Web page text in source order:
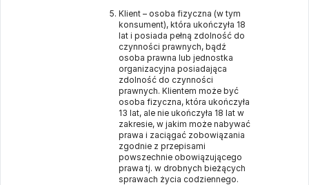
Klient – osoba fizyczna (w tym
konsument), która ukończyła 18
lat i posiada pełną zdolność do
czynności prawnych, bądź
osoba prawna lub jednostka
organizacyjna posiadająca
zdolność do czynności
prawnych. Klientem może być
osoba fizyczna, która ukończyła
13 lat, ale nie ukończyła 18 lat w
zakresie, w jakim może nabywać
prawa i zaciągać zobowiązania
zgodnie z przepisami
powszechnie obowiązującego
prawa tj. w drobnych bieżących
sprawach życia codziennego.